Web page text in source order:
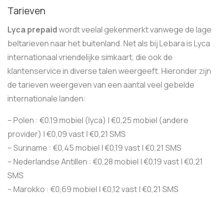
Tarieven
Lyca prepaidwordt veelal gekenmerkt vanwege de lage
beltarieven naar het buitenland. Net als bij Lebara is Lyca
internationaal vriendelijke simkaart, die ook de
klantenservice in diverse talen weergeeft. Hieronder zijn
de tarieven weergeven van een aantal veel gebelde
internationale landen:
– Polen : €0,19 mobiel (lyca) | €0,25 mobiel (andere
provider) | €0,09 vast | €0,21 SMS
– Suriname : €0,45 mobiel | €0,19 vast | €0,21 SMS
– Nederlandse Antillen : €0,28 mobiel | €0,19 vast | €0,21
SMS
– Marokko : €0,69 mobiel | €0,12 vast | €0,21 SMS